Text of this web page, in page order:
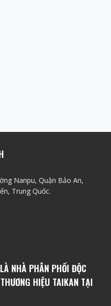
Nanpu, Quận Bảo An,
Trung Quốc.
NHÀ PHÂN PHỐI ĐỘC
HIỆU TAIKAN TẠI